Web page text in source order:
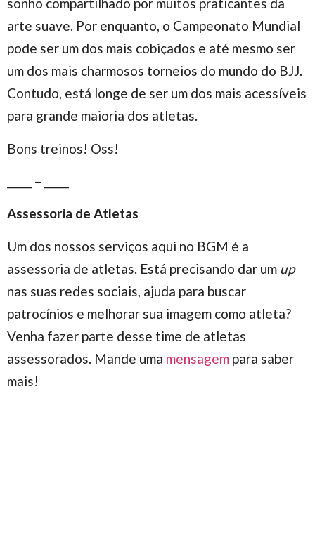
sonho compartilhado por muitos praticantes da
arte suave. Por enquanto, o Campeonato Mundial
pode ser um dos mais cobiçados e até mesmo ser
um dos mais charmosos torneios do mundo do BJJ.
Contudo, está longe de ser um dos mais acessíveis
para grande maioria dos atletas.
Bons treinos! Oss!
_____ – _____
Assessoria de Atletas
Um dos nossos serviços aqui no BGM é a
assessoria de atletas. Está precisando dar um up
nas suas redes sociais, ajuda para buscar
patrocínios e melhorar sua imagem como atleta?
Venha fazer parte desse time de atletas
assessorados. Mande uma mensagem para saber
mais!